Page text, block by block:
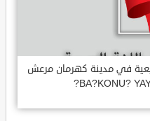
في مدينة كهرمان مرعش